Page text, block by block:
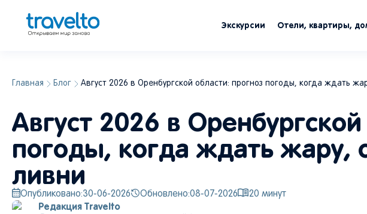
Экскурсии Отели, квартиры,
Главная Блог Август 2026 в Оренбургской области: прогноз погоды, когда ждать
Август 2026 в
погоды, когда ждать жару,
ливни
Опубликовано:30-06-2026 Обновлено:08-07-2026 20 минут
Редакция Travelto